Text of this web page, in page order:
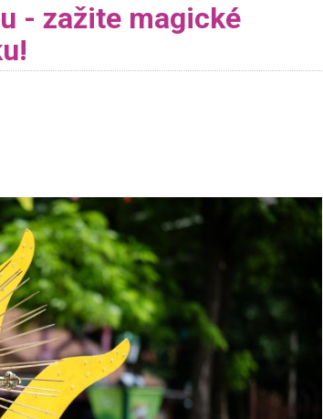
- zažite magické